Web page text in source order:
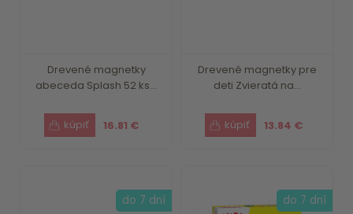
Drevené magnetky
abeceda Splash 52 ks...
16.81 €
Drevené magnetky pre
deti Zvieratá na...
13.84 €
do 7 dní do 7 dní